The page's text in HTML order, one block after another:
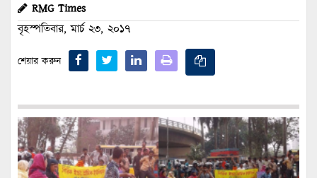
RMG Times
বৃহস্পতিবার, মার্চ ২৩, ২০১৭
শেয়ার করুন